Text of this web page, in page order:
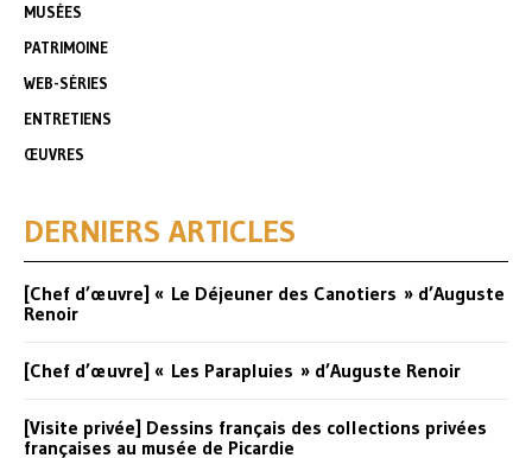
MUSÉES
PATRIMOINE
WEB-SÉRIES
ENTRETIENS
ŒUVRES
DERNIERS ARTICLES
[Chef d’œuvre] « Le Déjeuner des Canotiers » d’Auguste
Renoir
[Chef d’œuvre] « Les Parapluies » d’Auguste Renoir
[Visite privée] Dessins français des collections privées
françaises au musée de Picardie